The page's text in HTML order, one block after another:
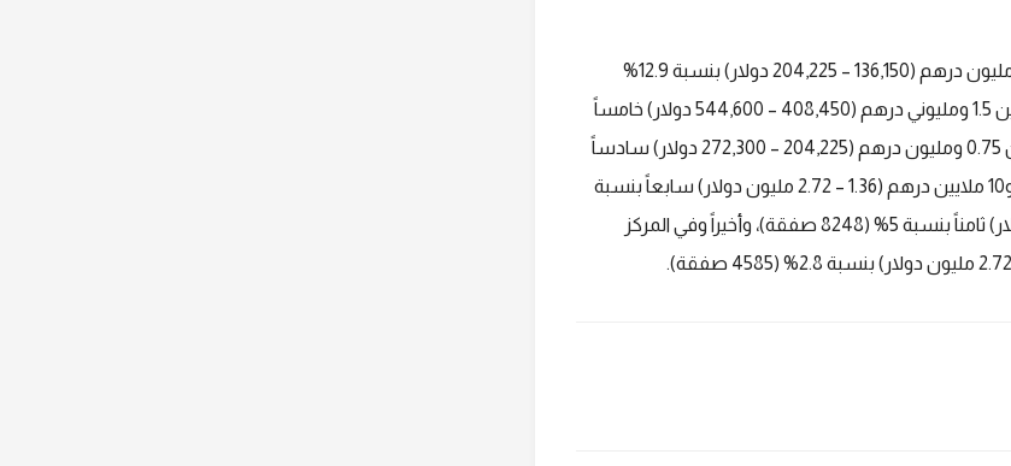
وفي المركز الرابع جاءت الوحدات التي راوحت أسعارها بين 0.5 و0.75 مليون درهم (136,150 – 204,225 دولار) بنسبة 12.9%
(21242 صفقة)، وبنسبة 11.6% جاءت الوحدات التي راوحت أسعارها بين 1.5 ومليوني درهم (408,450 – 544,600 دولار) خامساً
بنسبة 12.3% (20253 صفقة)، تلتها الوحدات التي راوحت أسعارها بين 0.75 ومليون درهم (204,225 – 272,300 دولار) سادساً
بنسبة 11.6% (19142 صفقة)، ثم الوحدات التي راوحت أسعارها بين 5 و10 ملايين درهم (1.36 – 2.72 مليون دولار) سابعاً بنسبة
5% (8268 صفقة)، والوحدات بأقل من 0.5 مليون درهم (136,150 دولار) ثامناً بنسبة 5% (8248 صفقة)، وأخيراً وفي المركز